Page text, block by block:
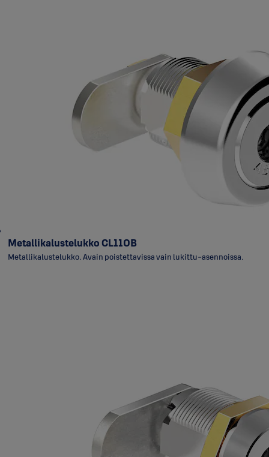
Metallikalustelukko CL110B
Metallikalustelukko. Avain poistettavissa vain lukittu-asennoissa.